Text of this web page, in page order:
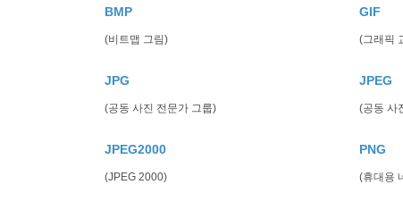
BMP
(비트맵 그림)
GIF
(그래픽
JPG
(공동 사진 전문가 그룹)
JPEG
(공동 사
JPEG2000
(JPEG 2000)
PNG
(휴대용